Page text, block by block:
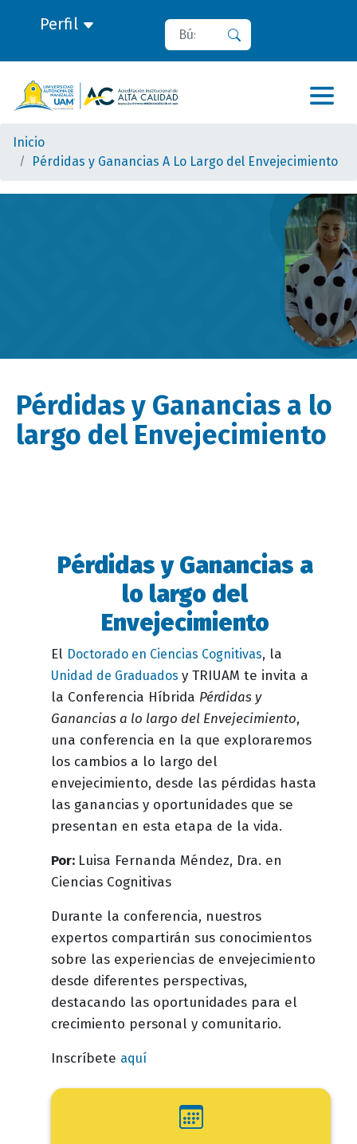
Perfil Buscar
Inicio
Pérdidas y Ganancias A Lo Largo del Envejecimiento
Pérdidas y Ganancias a lo
largo del Envejecimiento
Descripción
evento
Pérdidas y Ganancias a
lo largo del
Envejecimiento
El Doctorado en Ciencias Cognitivas, la
Unidad de Graduados y TRIUAM te invita a
la Conferencia Híbrida Pérdidas y
Ganancias a lo largo del Envejecimiento,
una conferencia en la que exploraremos
los cambios a lo largo del
envejecimiento, desde las pérdidas hasta
las ganancias y oportunidades que se
presentan en esta etapa de la vida.
Por: Luisa Fernanda Méndez, Dra. en
Ciencias Cognitivas
Durante la conferencia, nuestros
expertos compartirán sus conocimientos
sobre las experiencias de envejecimiento
desde diferentes perspectivas,
destacando las oportunidades para el
crecimiento personal y comunitario.
Inscríbete aquí